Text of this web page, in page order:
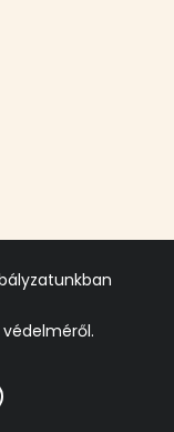
fenntartva.